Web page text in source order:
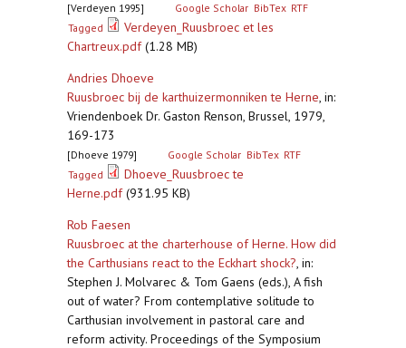
[Verdeyen 1995] Google Scholar BibTex RTF
Tagged
Verdeyen_Ruusbroec et les
Chartreux.pdf(1.28 MB)
Andries Dhoeve
Ruusbroec bij de karthuizermonniken te Herne, in:
Vriendenboek Dr. Gaston Renson, Brussel, 1979,
169-173
[Dhoeve 1979] Google Scholar BibTex RTF
Tagged
Dhoeve_Ruusbroec te
Herne.pdf(931.95 KB)
Rob Faesen
Ruusbroec at the charterhouse of Herne. How did
the Carthusians react to the Eckhart shock?, in:
Stephen J. Molvarec & Tom Gaens (eds.), A fish
out of water? From contemplative solitude to
Carthusian involvement in pastoral care and
reform activity. Proceedings of the Symposium